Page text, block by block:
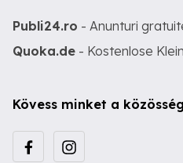
Publi24.ro - Anunturi
Quoka.de - Kostenlose
Kövess minket a